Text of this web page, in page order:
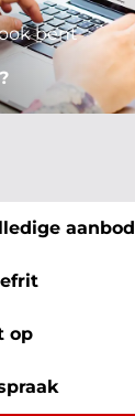
bent
aanbod
op